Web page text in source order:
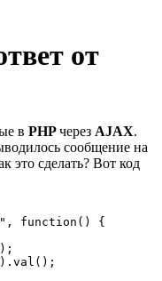
от
в PHPчерез AJAX.
сообщение на
это сделать? Вот код
function() {